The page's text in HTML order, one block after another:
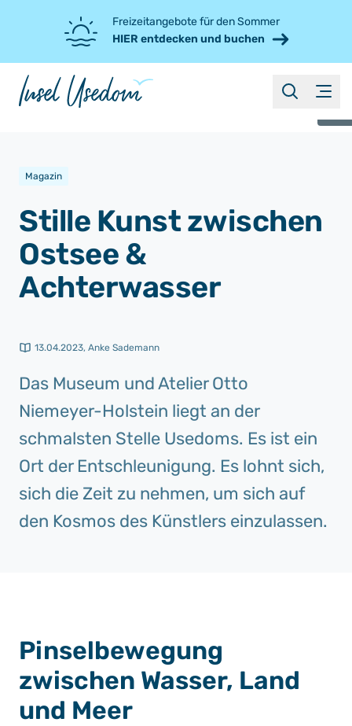
Freizeitangebote für den Sommer
HIER entdecken und buchen
Menü
suchen
Stille Kunst zwischen
Ostsee &
Achterwasser
Magazin
13.04.2023, Anke Sademann
Das Museum und Atelier Otto
Niemeyer-Holstein liegt an der
schmalsten Stelle Usedoms. Es ist ein
Ort der Entschleunigung. Es lohnt sich,
sich die Zeit zu nehmen, um sich auf
den Kosmos des Künstlers einzulassen.
Pinselbewegung
zwischen Wasser, Land
und Meer